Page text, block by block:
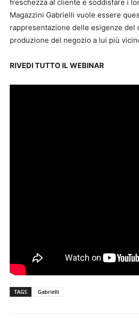
freschezza al cliente e soddisfare i
Magazzini Gabrielli vuole essere
rappresentazione delle esigenze del
produzione del negozio a lui più
RIVEDI TUTTO IL WEBINAR
TAGS Gabrielli